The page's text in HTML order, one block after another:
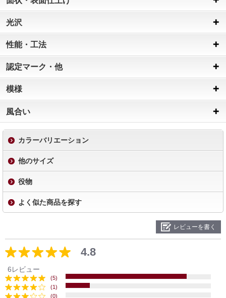
光沢
性能・工法
認定マーク・他
模様
風合い
カラーバリエーション
他のサイズ
役物
よく似た商品を探す
レビューを書く
4.8
6レビュー
(5)
(1)
(0)